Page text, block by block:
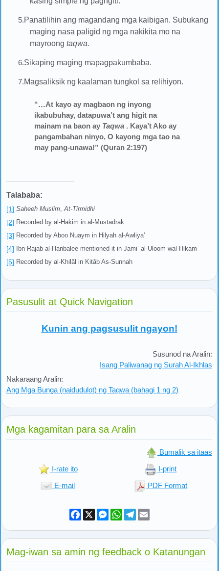
5.Panatilihin ang magandang mga kaibigan. Subukang
maging nasa paligid ng mga nakikita mo na
mayroong taqwa.
6.Sikaping maging mapagpakumbaba.
7.Magsaliksik ng kaalaman tungkol sa relihiyon.
“…At kayo ay magbaon ng inyong
ikabubuhay, datapuwa’t ang higit na
mainam na baon ay Taqwa. Kaya’t Ako ay
pangambahan ninyo, O kayong mga tao na
may pang-unawa!” (Quran 2:197)
Talababa:
[1] Saheeh Muslim At-Tirmidhi
[2] Recorded by al-Hakim in al-Mustadrak
[3] Recorded by Aboo Nuaym in Hilyah al-Awliya’
[4] Ibn Rajab al-Hanbalee mentioned it in Jami’ al-Uloom wal-Hikam
[5] Recorded by al-Khilâl in Kitâb As-Sunnah
Pasusulit at Quick Navigation
Kunin ang pagsusulit ngayon!
Nakaraang Aralin:
Ang Mga Bunga (naidudulot) ng Taqwa (bahagi 1 ng 2)
Susunod na Aralin:
Isang Paliwanag ng Surah Al-Ikhlas
Mga kagamitan para sa Aralin
Bumalik sa itaas
I-rate ito I-print
E-mail PDF Format
Facebook
X Messenger
WhatsApp
Telegram
Mag-iwan sa amin ng feedback o Katanungan